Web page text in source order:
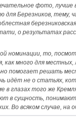
фото, лучше
для Березников,
о результатах
номинации, то,
как много для
помогает решать
идёт не о статьях,
в глазах того же
в сущность,
Во всяком случае,